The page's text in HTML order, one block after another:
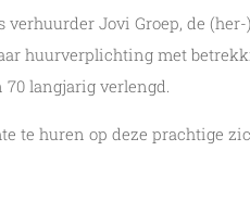
verhuurder Jovi Groep, de
huurverplichting met
langjarig verlengd.
te huren op deze prachtige